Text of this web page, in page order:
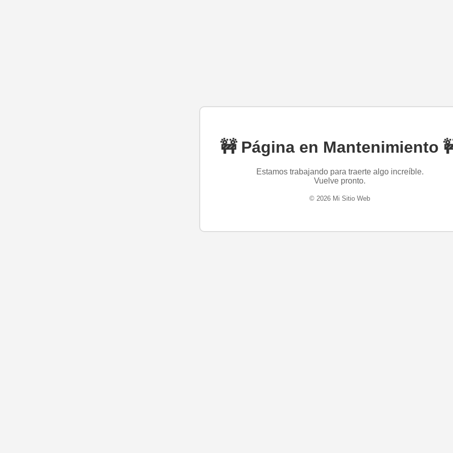
🚧 Página en Mantenimiento
Estamos trabajando para traerte algo increíble.
Vuelve pronto.
© 2026 Mi Sitio Web